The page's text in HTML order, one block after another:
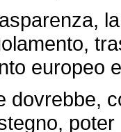
europeo
dovrebbe,